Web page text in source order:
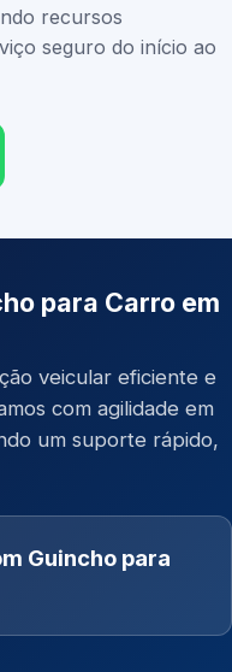
recursos
seguro do início ao
para Carro em
veicular eficiente e
com agilidade em
um suporte rápido,
Guincho para